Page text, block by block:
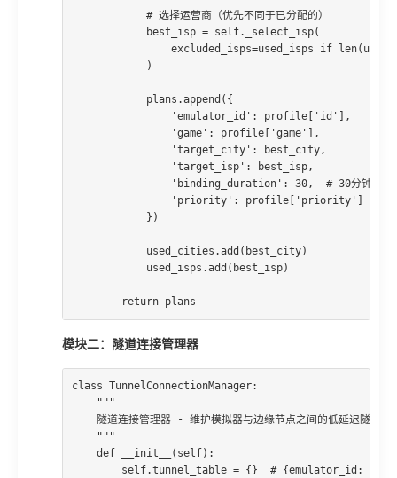
            # 选择运营商（优先不同于已分配的）
            best_isp = self._select_isp(
excluded_isps=used_isps if
            )
            plans.append({
                'emulator_id': profile['id'],
                'game': profile['game'],
                'target_city': best_city,
                'target_isp': best_isp,
                'binding_duration': 30,  # 30分钟绑定
                'priority': profile['priority']
            })
            used_cities.add(best_city)
            used_isps.add(best_isp)
        return plans
模块二：隧道连接管理器
class TunnelConnectionManager:
    """
    隧道连接管理器 - 维护模拟器与边缘节点之间的低延迟隧道
    """
    def __init__(self):
self.tunnel_table = {}  # {emulator_id: